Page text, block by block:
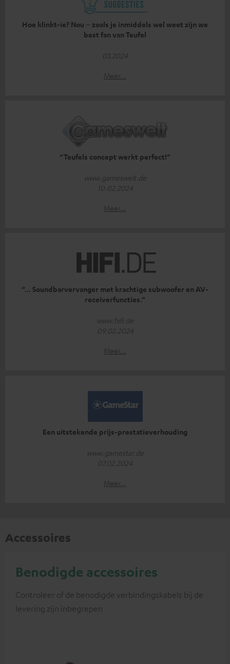
Hoe klinkt-ie? Nou – zoals je inmiddels wel weet zijn we
best fan van Teufel
03.2024
Meer...
“Teufels concept werkt perfect!”
www.gameswelt.de
10.02.2024
Meer...
“... Soundbarvervanger met krachtige subwoofer en AV-
receiverfuncties.”
www.hifi.de
09.02.2024
Meer...
Een uitstekende prijs-prestatieverhouding
www.gamestar.de
07.02.2024
Meer...
Accessoires
Benodigde accessoires
Controleer of de benodigde verbindingskabels bij de
levering zijn inbegrepen